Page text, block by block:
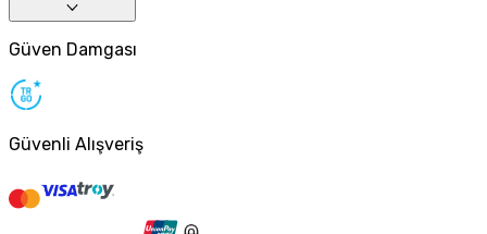
Güven Damgası
Güvenli Alışveriş